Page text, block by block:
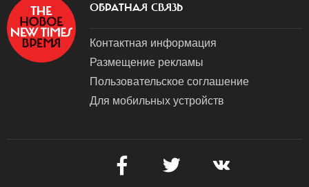
ОБРАТНАЯ СВЯЗЬ
Контактная информация
Размещение рекламы
Пользовательское соглашение
Для мобильных устройств